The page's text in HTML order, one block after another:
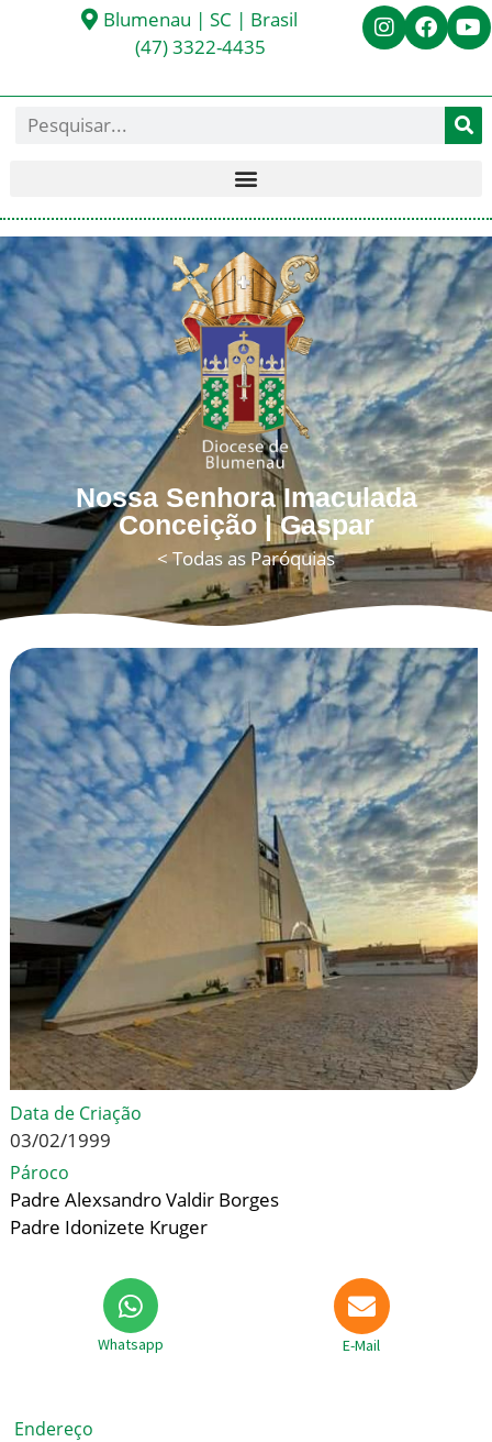
Blumenau | SC | Brasil
(47) 3322-4435
Nossa Senhora Imaculada
Conceição | Gaspar
< Todas as Paróquias
Data de Criação
03/02/1999
Pároco
Padre Alexsandro Valdir Borges
Padre Idonizete Kruger
Whatsapp E-Mail
Endereço